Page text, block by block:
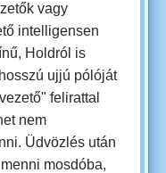
vagy
intelligensen
Holdról is
ujjú pólóját
felirattal
nem
Üdvözlés után
mosdóba,